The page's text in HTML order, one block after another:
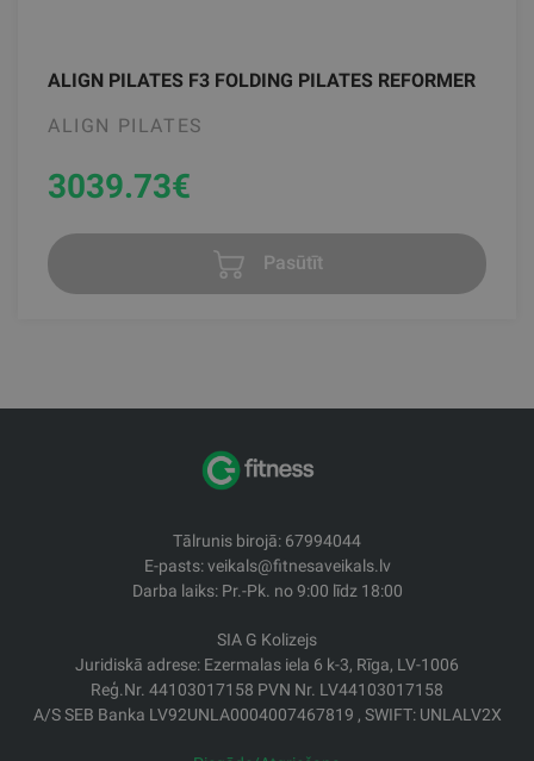
ALIGN PILATES F3 FOLDING PILATES REFORMER
ALIGN PILATES
3039.73€
Pasūtīt
Tālrunis birojā: 67994044
E-pasts: veikals@fitnesaveikals.lv
Darba laiks: Pr.-Pk. no 9:00 līdz 18:00
SIA G Kolizejs
Juridiskā adrese: Ezermalas iela 6 k-3, Rīga, LV-1006
Reģ.Nr. 44103017158 PVN Nr. LV44103017158
A/S SEB Banka LV92UNLA0004007467819 , SWIFT: UNLALV2X